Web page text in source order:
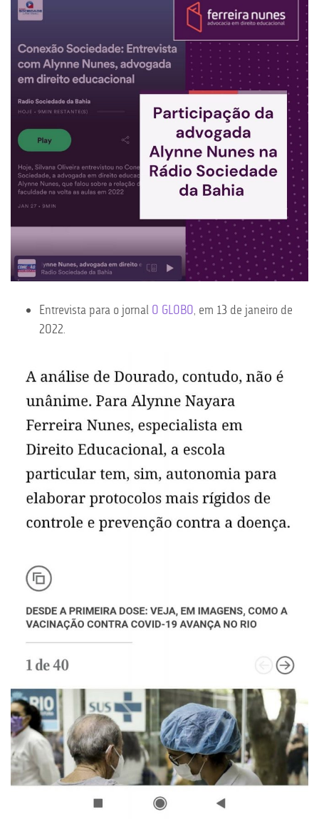
Entrevista para o jornal O GLOBO, em 13 de janeiro de
2022.